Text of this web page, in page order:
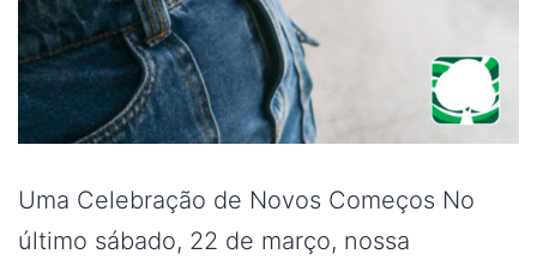
Uma Celebração de Novos Começos No
último sábado, 22 de março, nossa